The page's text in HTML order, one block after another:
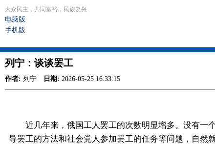
大众民主，共同富裕，民族复兴
电脑版
手机版
列宁：谈谈罢工
作者: 列宁 日期: 2026-05-25 16:33:15
近几年来，俄国工人罢工的次数明显增多。没有一个
导罢工的方法和社会党人参加罢工的任务等问题，自然